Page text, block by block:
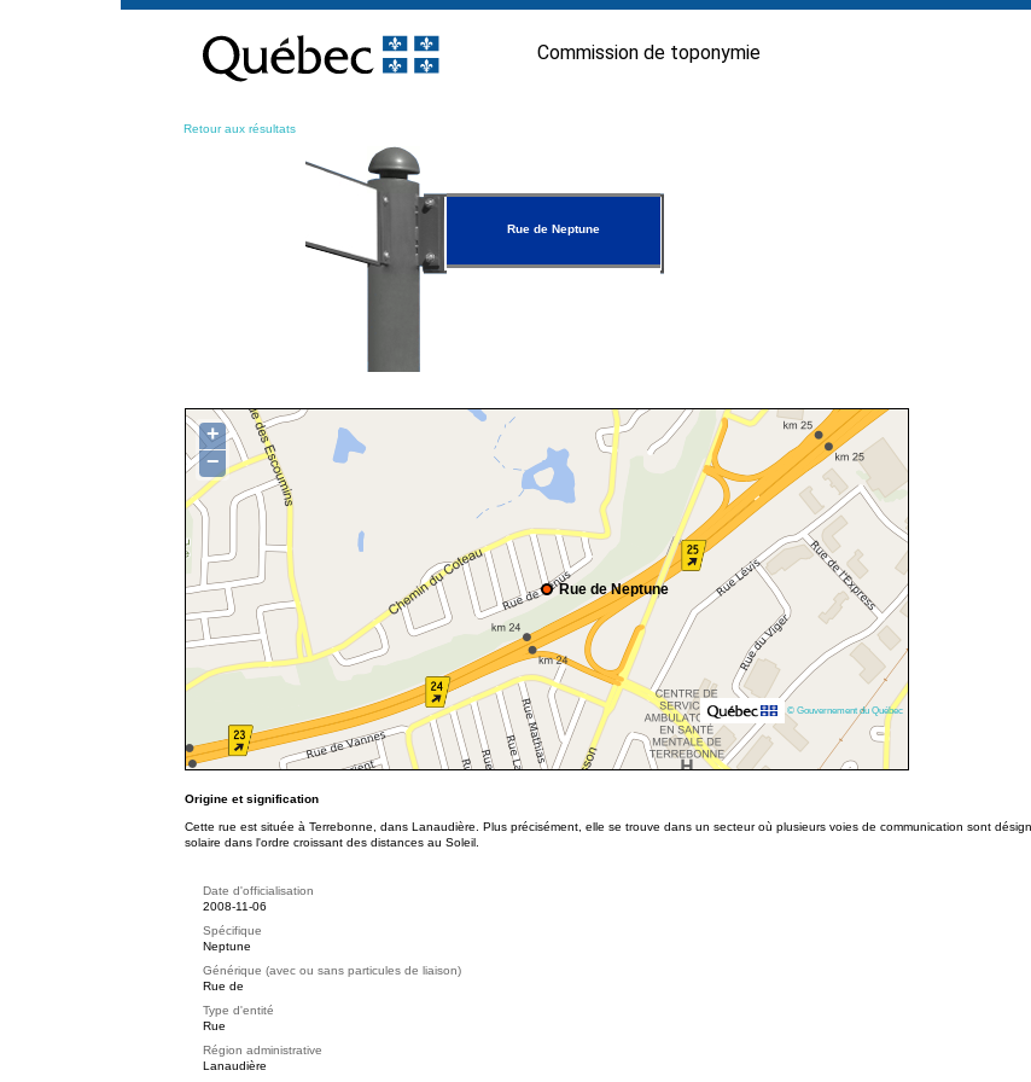
contenu
Commission de toponymie
Retour aux résultats
Rue de Neptune
Rue de Neptune
+
−
© Gouvernement du Québec
Origine et signification
Cette rue est située à Terrebonne, dans Lanaudière. Plus précisément, elle se trouve dans un secteur où plusieurs voies de communication sont
solaire dans l'ordre croissant des distances au Soleil.
Date d'officialisation
2008-11-06
Spécifique
Neptune
Générique (avec ou sans particules de liaison)
Rue de
Type d'entité
Rue
Région administrative
Lanaudière